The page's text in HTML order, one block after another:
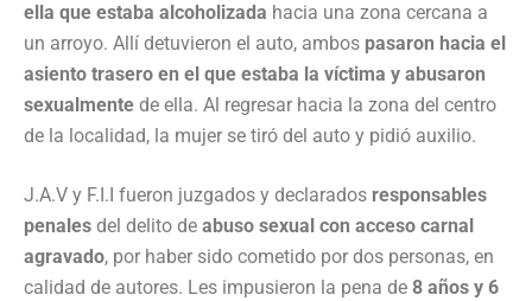
ella que estaba alcoholizada hacia una zona cercana a
un arroyo. Allí detuvieron el auto, ambos pasaron hacia el
asiento trasero en el que estaba la víctima y abusaron
sexualmente de ella. Al regresar hacia la zona del centro
de la localidad, la mujer se tiró del auto y pidió auxilio.
J.A.V y F.I.I fueron juzgados y declarados responsables
penales del delito de abuso sexual con acceso carnal
agravado, por haber sido cometido por dos personas, en
calidad de autores. Les impusieron la pena de 8 años y 6